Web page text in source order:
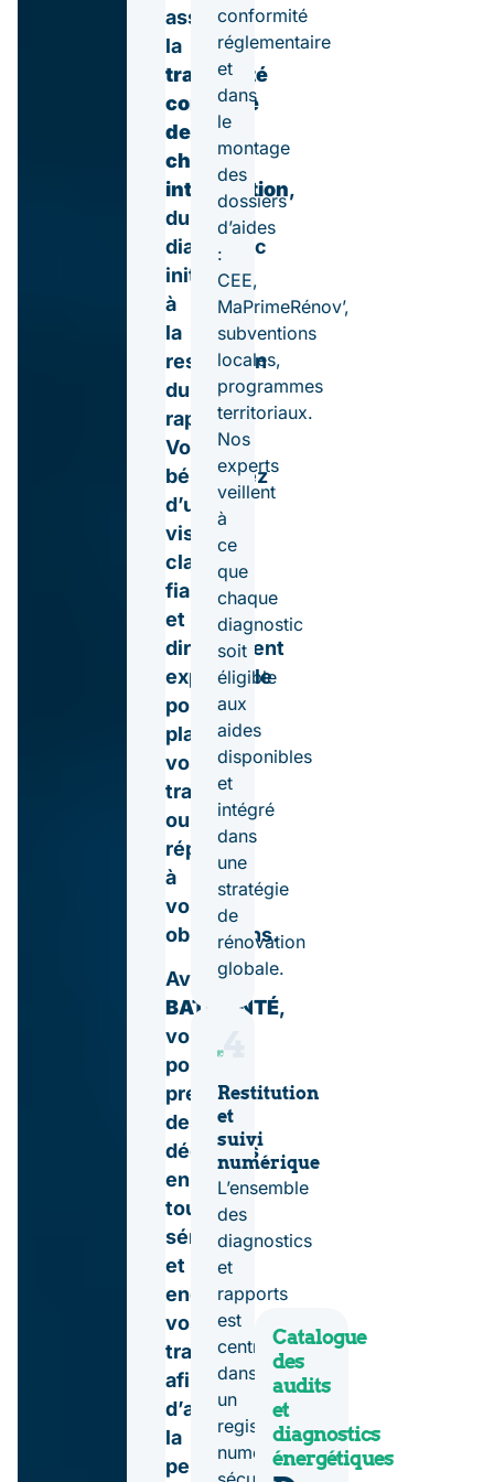
assure
la
traçabilité
complète
de
chaque
intervention,
du
diagnostic
initial
à
la
restitution
du
rapport.
Vous
bénéficiez
d’une
vision
claire,
fiable
et
directement
exploitable
pour
planifier
vos
travaux
ou
répondre
à
vos
obligations.
Avec
BATISANTÉ,
vous
pourrez
prendre
des
décisions
en
toute
sérénité
et
engager
vos
travaux
afin
d’améliorer
la
performance
conformité
réglementaire
et
dans
le
montage
des
dossiers
d’aides
:
CEE,
MaPrimeRénov’,
subventions
locales,
programmes
territoriaux.
Nos
experts
veillent
à
ce
que
chaque
diagnostic
soit
éligible
aux
aides
disponibles
et
intégré
dans
une
stratégie
de
rénovation
globale.
Restitution
et
suivi
numérique
L’ensemble
des
diagnostics
et
rapports
est
centralisé
dans
un
registre
numérique
Catalogue
des
audits
et
diagnostics
énergétiques